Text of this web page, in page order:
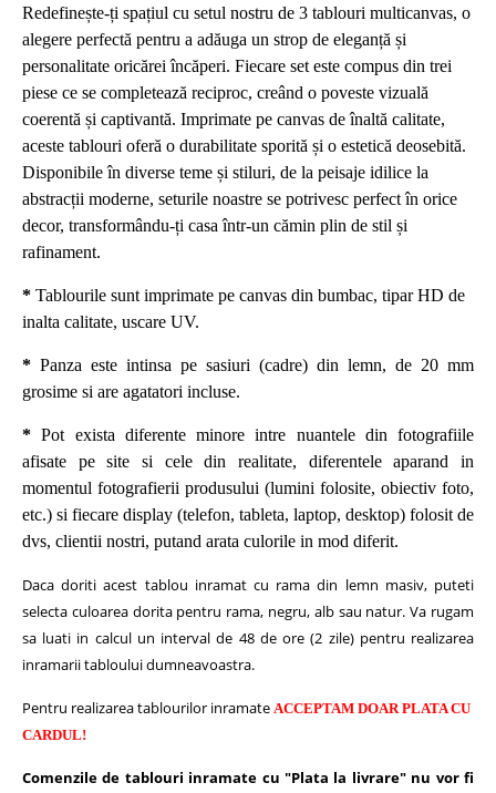
Redefinește-ți spațiul cu setul nostru de 3 tablouri multicanvas, o
alegere perfectă pentru a adăuga un strop de eleganță și
personalitate oricărei încăperi. Fiecare set este compus din trei
piese ce se completează reciproc, creând o poveste vizuală
coerentă și captivantă. Imprimate pe canvas de înaltă calitate,
aceste tablouri oferă o durabilitate sporită și o estetică deosebită.
Disponibile în diverse teme și stiluri, de la peisaje idilice la
abstracții moderne, seturile noastre se potrivesc perfect în orice
decor, transformându-ți casa într-un cămin plin de stil și
rafinament.
* Tablourile sunt imprimate pe canvas din bumbac, tipar HD de
inalta calitate, uscare UV.
* Panza este intinsa pe sasiuri (cadre) din lemn, de 20 mm
grosime si are agatatori incluse.
*Pot exista diferente minore intre nuantele din fotografiile
afisate pe site si cele din realitate, diferentele aparand in
momentul fotografierii produsului (lumini folosite, obiectiv foto,
etc.) si fiecare display (telefon, tableta, laptop, desktop) folosit de
dvs, clientii nostri, putand arata culorile in mod diferit.
Daca doriti acest tablou inramat cu rama din lemn masiv, puteti
selecta culoarea dorita pentru rama, negru, alb sau natur. Va rugam
sa luati in calcul un interval de 48 de ore (2 zile) pentru realizarea
inramarii tabloului dumneavoastra.
Pentru realizarea tablourilor inramate ACCEPTAM DOAR PLATA CU
CARDUL!
Comenzile de tablouri inramate cu "Plata la livrare" nu vor fi